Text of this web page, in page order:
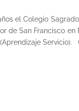
el Colegio
de San Francisco
Servicio).